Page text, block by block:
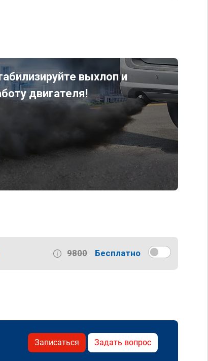
выхлоп и
двигателя!
9800 Бесплатно
Записаться Задать вопрос